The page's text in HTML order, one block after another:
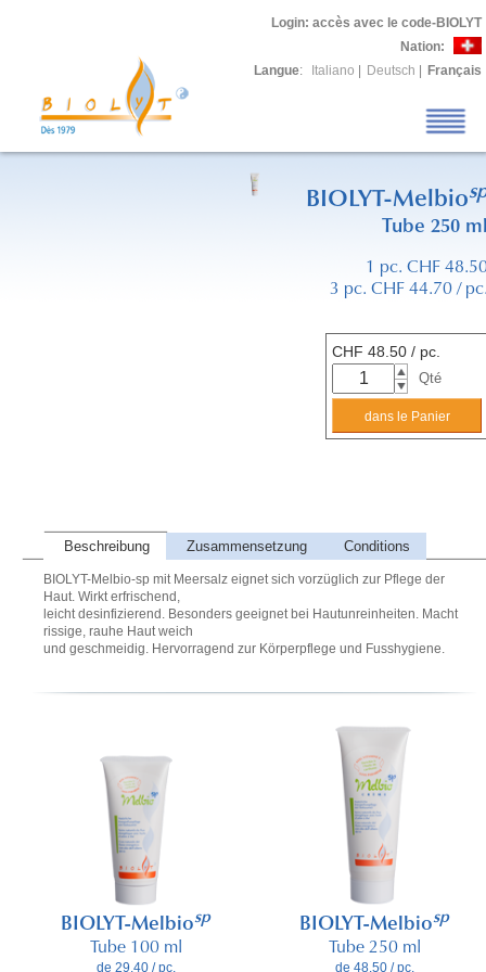
Login: accès avec le code-BIOLYT
Nation:
Langue: Italiano Deutsch Français
BIOLYT-Melbio
Tube 250
1 pc. CHF
3 pc. CHF 44.70 /
CHF 48.50 / pc.
Qté
Beschreibung Zusammensetzung Conditions
BIOLYT-Melbio-sp mit Meersalz eignet sich vorzüglich zur Pflege der
Haut. Wirkt erfrischend,
leicht desinfizierend. Besonders geeignet bei Hautunreinheiten. Macht
rissige, rauhe Haut weich
und geschmeidig. Hervorragend zur Körperpflege und Fusshygiene.
BIOLYT-Melbiosp
Tube 100 ml
de 29.40 / pc.
BIOLYT-Melbiosp
Tube 250 ml
de 48.50 / pc.